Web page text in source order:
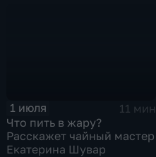
1 июля
11 мин
Что пить в жару?
Расскажет чайный мастер
Екатерина Шувар